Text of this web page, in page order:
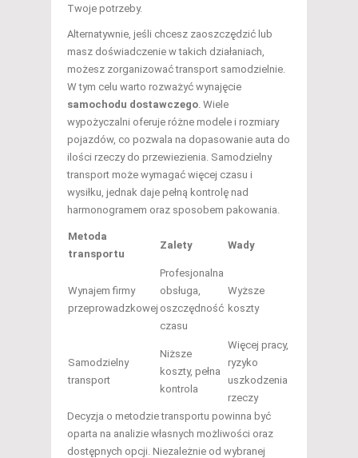
Twoje potrzeby.
Alternatywnie, jeśli chcesz zaoszczędzić lub
masz doświadczenie w takich działaniach,
możesz zorganizować transport samodzielnie.
W tym celu warto rozważyć wynajęcie
samochodu dostawczego . Wiele
wypożyczalni oferuje różne modele i rozmiary
pojazdów, co pozwala na dopasowanie auta do
ilości rzeczy do przewiezienia. Samodzielny
transport może wymagać więcej czasu i
wysiłku, jednak daje pełną kontrolę nad
harmonogramem oraz sposobem pakowania.
Metoda
transportu
Zalety Wady
Wynajem firmy
przeprowadzkowej
Profesjonalna
obsługa,
oszczędność
czasu
Wyższe
koszty
Samodzielny
transport
Niższe
koszty, pełna
kontrola
Więcej pracy,
ryzyko
uszkodzenia
rzeczy
Decyzja o metodzie transportu powinna być
oparta na analizie własnych możliwości oraz
dostępnych opcji. Niezależnie od wybranej